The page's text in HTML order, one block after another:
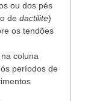
ou dos pés
de dactilite)
os tendões
coluna
períodos de